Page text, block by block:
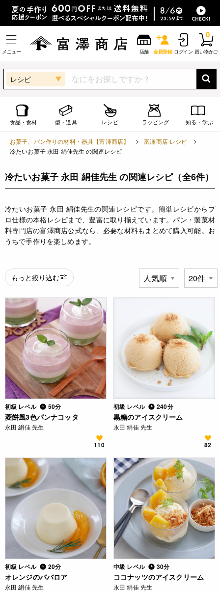
メニュー 店舗 会員登録 ログイン 買い物かご
0
レシピ
食品・食材 型・道具 レシピ ラッピング 知る・学ぶ
お菓子、パン作りの材料・器具【富澤商店】
富澤商店 レシピ
冷たいお菓子 永田 絹佳先生 の関連レシピ
冷たいお菓子 永田 絹佳先生 の関連レシピ（全6件）
冷たいお菓子 永田 絹佳先生の関連レシピです。簡単レシピからプ
ロ仕様の本格レシピまで、豊富に取り揃えています。パン・製菓材
料専門店の富澤商店公式なら、必要な材料もまとめて購入可能。お
うちで手作りを楽しめます。
もっと絞り込む
初級 レベル 50分
菱餅風3色パンナコッタ
永田 絹佳 先生
110
初級 レベル 240分
黒糖のアイスクリーム
永田 絹佳 先生
82
初級 レベル 20分
オレンジのババロア
永田 絹佳 先生
中級 レベル 30分
ココナッツのアイスクリーム
永田 絹佳 先生